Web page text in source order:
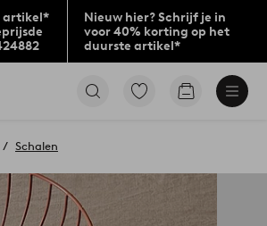
artikel*
Nieuw hier? Schrijf je in
voor 40% korting op het
duurste artikel*
Ga
Go
Schalen